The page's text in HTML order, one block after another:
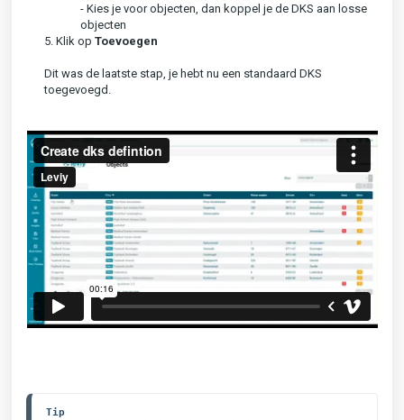
- Kies je voor objecten, dan koppel je de DKS aan losse
objecten
5. Klik op Toevoegen
Dit was de laatste stap, je hebt nu een standaard DKS
toegevoegd.
Tip